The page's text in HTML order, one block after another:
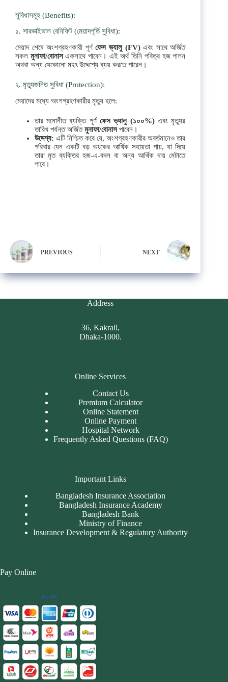
সুবিধাসমূহ (Benefits):
১. সারভাইভাল বেনিফিট (মেয়াদপূর্তি সুবিধা):
মেয়াদ শেষে অংশগ্রহণকারী পূর্ণফেস ভ্যালু(FV)এবং সাথে অর্জিত
সকল মুনাফা/বোনাসএকসাথে পাবেন। এই অর্থ তিনি পবিত্র হজ পালন
অথবা অন্য যেকোনো মহৎ উদ্দেশ্যে ব্যয় করতে পারেন।
২. মৃত্যুজনিত সুবিধা (Protection):
মেয়াদের মধ্যে অংশগ্রহণকারীর মৃত্যু হলে:
তার মনোনীত ব্যক্তি পূর্ণ ফেস ভ্যালু(১০০%)এবং মৃত্যুর
তারিখ পর্যন্ত অর্জিতমুনাফা/বোনাসপাবেন।
উদ্দেশ্য: এটি নিশ্চিত করে যে, অংশগ্রহণকারীর অবর্তমানেও তার
পরিবার যেন একটি বড় অংকের আর্থিক সহায়তা পায়, যা দিয়ে
তারা মৃত ব্যক্তির হজ-এ-বদল বা অন্য আর্থিক দায় মেটাতে
পারে।
PREVIOUS NEXT
Address
36, Kakrail,
Dhaka-1000.
Online Services
Contact Us
Premium Calculator
Online Statement
Online Payment
Hospital Network
Frequently Asked Questions (FAQ)
Important Links
Bangladesh Insurance Association
Bangladesh Insurance Academy
Bangladesh Bank
Ministry of Finance
Insurance Development & Regulatory Authority
Pay Online